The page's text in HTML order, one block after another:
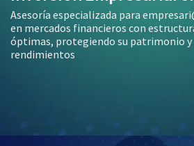
Asesoría especializada para
en mercados financieros con
óptimas, protegiendo su patrimonio
rendimientos